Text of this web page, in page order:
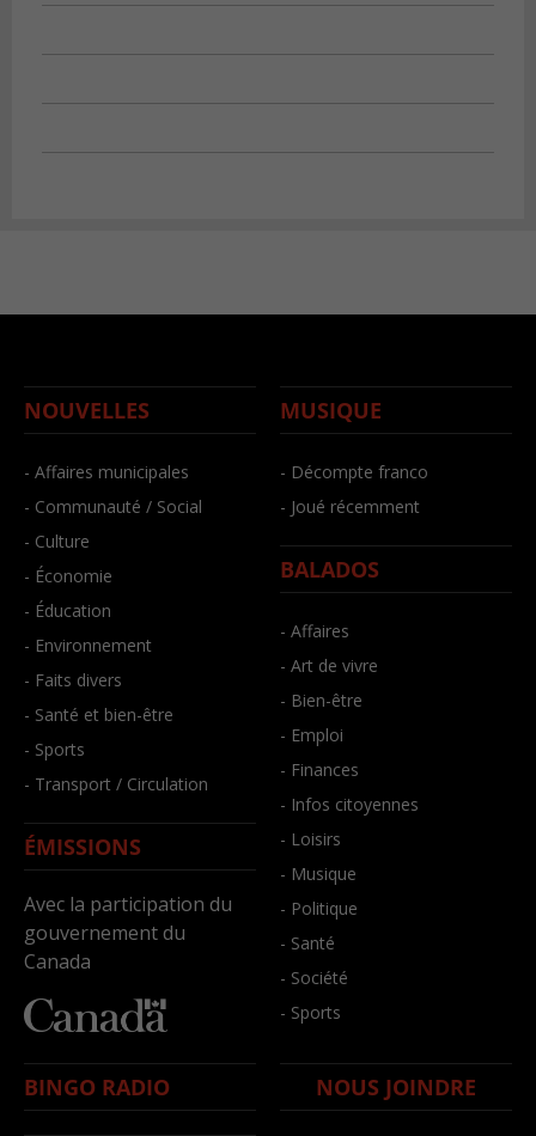
NOUVELLES
- Affaires municipales
- Communauté / Social
- Culture
- Économie
- Éducation
- Environnement
- Faits divers
- Santé et bien-être
- Sports
- Transport / Circulation
ÉMISSIONS
Avec la participation du
gouvernement du
Canada
MUSIQUE
- Décompte franco
- Joué récemment
BALADOS
- Affaires
- Art de vivre
- Bien-être
- Emploi
- Finances
- Infos citoyennes
- Loisirs
- Musique
- Politique
- Santé
- Société
- Sports
BINGO RADIO NOUS JOINDRE